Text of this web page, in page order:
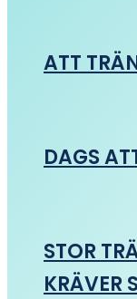
ATT
DAGS
STOR
KRÄVER